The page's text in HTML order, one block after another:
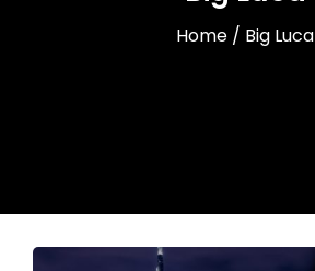
Home / Big Luca